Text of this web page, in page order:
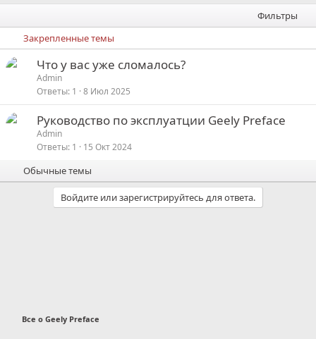
Фильтры
Закрепленные темы
р
н
Что у вас уже сломалось?
Admin
Ответы 1 8 Июл 2025
е
Руководство по эксплуатции Geely Preface
Admin
Ответы 1 15 Окт 2024
Обычные темы
Войдите или зарегистрируйтесь для ответа.
Все о Geely Preface